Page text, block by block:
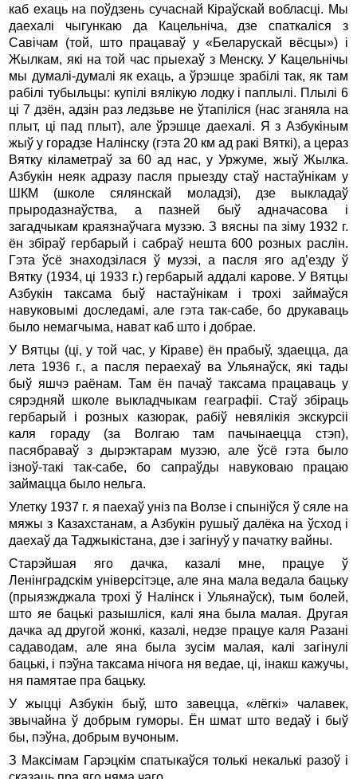
каб ехаць на поўдзень сучаснай Кіраўскай вобласці. Мы
даехалі чыгункаю да Кацельніча, дзе спаткаліся з
Савічам (той, што працаваў у «Беларускай вёсцы») і
Жылкам, які на той час прыехаў з Менску. У Кацельнічы
мы думалі-думалі як ехаць, а ўрэшце зрабілі так, як там
рабілі тубыльцы: купілі вялікую лодку і паплылі. Плылі 6
ці 7 дзён, адзін раз ледзьве не ўтапіліся (нас зганяла на
плыт, ці пад плыт), але ўрэшце даехалі. Я з Азбукіным
жыў у горадзе Налінску (гэта 20 км ад ракі Вяткі), а цераз
Вятку кіламетраў за 60 ад нас, у Уржуме, жыў Жылка.
Азбукін неяк адразу пасля прыезду стаў настаўнікам у
ШКМ (школе сялянскай моладзі), дзе выкладаў
прыродазнаўства, а пазней быў адначасова і
загадчыкам краязнаўчага музэю. З вясны па зіму 1932 г.
ён збіраў гербарый і сабраў нешта 600 розных раслін.
Гэта ўсё знаходзілася ў музэі, а пасля яго ад’езду ў
Вятку (1934, ці 1933 г.) гербарый аддалі карове. У Вятцы
Азбукін таксама быў настаўнікам і трохі займаўся
навуковымі доследамі, але гэта так-сабе, бо друкаваць
было немагчыма, нават каб што і добрае.
У Вятцы (ці, у той час, у Кіраве) ён прабыў, здаецца, да
лета 1936 г., а пасля пераехаў ва Ульянаўск, які тады
быў яшчэ раёнам. Там ён пачаў таксама працаваць у
сярэдняй школе выкладчыкам геаграфіі. Стаў збіраць
гербарый і розных казюрак, рабіў невялікія экскурсіі
каля гораду (за Волгаю там пачынаецца стэп),
пасябраваў з дырэктарам музэю, але ўсё гэта было
ізноў-такі так-сабе, бо сапраўды навуковаю працаю
займацца было нельга.
Улетку 1937 г. я паехаў уніз па Волзе і спыніўся ў сяле на
мяжы з Казахстанам, а Азбукін рушыў далёка на ўсход і
даехаў да Таджыкістана, дзе і загінуў у пачатку вайны.
Старэйшая яго дачка, казалі мне, працуе ў
Ленінградскім універсітэце, але яна мала ведала бацьку
(прыязжджала трохі ў Налінск і Ульянаўск), тым болей,
што яе бацькі разышліся, калі яна была малая. Другая
дачка ад другой жонкі, казалі, недзе працуе каля Разані
садаводам, але яна была зусім малая, калі загінулі
бацькі, і пэўна таксама нічога ня ведае, ці, інакш кажучы,
ня памятае пра бацьку.
У жыцці Азбукін быў, што завецца, «лёгкі» чалавек,
звычайна ў добрым гуморы. Ён шмат што ведаў і быў
бы, пэўна, добрым вучоным.
З Максімам Гарэцкім спатыкаўся толькі некалькі разоў і